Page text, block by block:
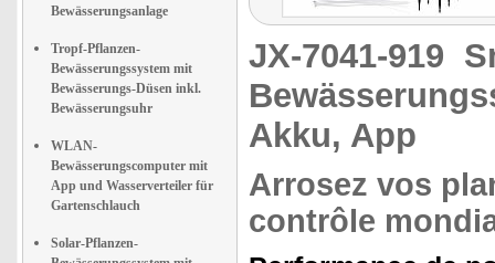
Bewässerungsanlage
Tropf-Pflanzen-
Bewässerungssystem mit
Bewässerungs-Düsen inkl.
Bewässerungsuhr
WLAN-
Bewässerungscomputer mit
App und Wasserverteiler für
Gartenschlauch
Solar-Pflanzen-
JX-7041-919
Akku, App
Arrosez vos
contrôle